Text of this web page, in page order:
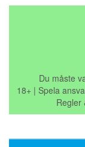
Du måste
18+ | Spela
Regler